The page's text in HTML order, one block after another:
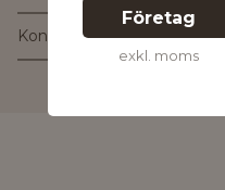
Företag
exkl. moms
Kontakta tillverkaren